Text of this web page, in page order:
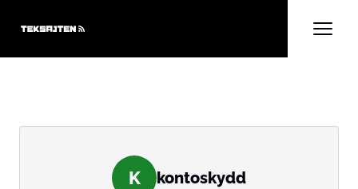
K kontoskydd